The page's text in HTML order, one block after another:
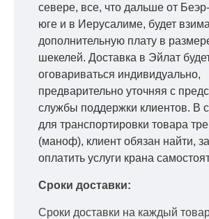
севере, все, что дальше от
юге и в Иерусалиме, будет
дополнительную плату в
шекелей. Доставка в Эйлат
оговариваться индивидуально,
предварительно уточняя с
службы поддержки клиентов. В
для транспортировки товара
(маноф), клиент обязан найти,
оплатить услуги крана
Сроки доставки:
Сроки доставки на каждый